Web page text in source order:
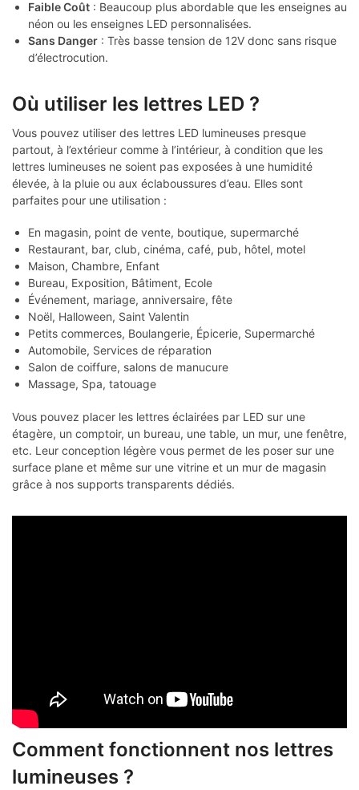
Faible Coût : Beaucoup plus abordable que les enseignes au
néon ou les enseignes LED personnalisées.
Sans Danger : Très basse tension de 12V donc sans risque
d’électrocution.
Où utiliser les lettres LED ?
Vous pouvez utiliser des lettres LED lumineuses presque
partout, à l’extérieur comme à l’intérieur, à condition que les
lettres lumineuses ne soient pas exposées à une humidité
élevée, à la pluie ou aux éclaboussures d’eau. Elles sont
parfaites pour une utilisation :
En magasin, point de vente, boutique, supermarché
Restaurant, bar, club, cinéma, café, pub, hôtel, motel
Maison, Chambre, Enfant
Bureau, Exposition, Bâtiment, Ecole
Événement, mariage, anniversaire, fête
Noël, Halloween, Saint Valentin
Petits commerces, Boulangerie, Épicerie, Supermarché
Automobile, Services de réparation
Salon de coiffure, salons de manucure
Massage, Spa, tatouage
Vous pouvez placer les lettres éclairées par LED sur une
étagère, un comptoir, un bureau, une table, un mur, une fenêtre,
etc. Leur conception légère vous permet de les poser sur une
surface plane et même sur une vitrine et un mur de magasin
grâce à nos supports transparents dédiés.
Comment fonctionnent nos lettres
lumineuses ?